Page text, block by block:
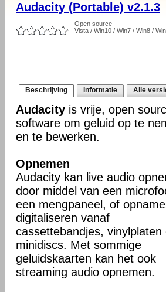
Audacity (Portable) v2.1.3
Open source
Vista / Win10 / Win7 / Win8 /
Beschrijving Informatie Alle
Audacity is vrije, open
software om geluid op te
en te bewerken.
Opnemen
Audacity kan live audio
door middel van een
een mengpaneel, of
digitaliseren vanaf
cassettebandjes, vinylplaten
minidiscs. Met sommige
geluidskaarten kan het ook
streaming audio opnemen.